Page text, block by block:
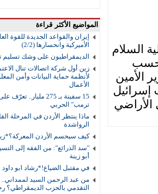
المواضيع الأكثر قراءة
إيران والقواعد الجديدة للقوة
الأميركية وانحسارها (2/2)
الديمقراطيون على وشك تسليم
زين أول شركة اتصالات تنال
لأنظمة حماية البيانات وأمن
الأعمال
15 سفينة بـ 275
ترمب" الحربي
ماذا ينتظر الأردن في المرحلة
الرواشدة
كيف سيحسم الأردن
أبو زينة
في مقتبل الضياع!*رشاد ابو داود
من عبد الرحمن السيد لممداني..
التقدمي بالحزب الديمقراطي؟
السلام
الأمين
2334 الذي يطالب إسرائيل
الأراضي